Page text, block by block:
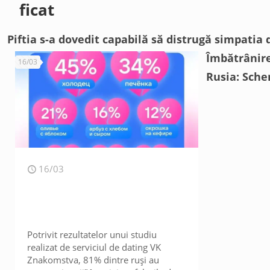
ficat
Piftia s-a dovedit capabilă să distrugă simpatia
16/03
16/03
Potrivit rezultatelor unui studiu
realizat de serviciul de dating VK
Znakomstva, 81% dintre ruși au
Rusia: